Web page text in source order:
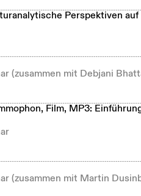
Perspektiven auf
(zusammen mit Debjani
Film, MP3:
(zusammen mit Martin